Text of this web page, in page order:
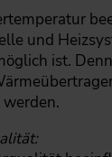
und
ist.